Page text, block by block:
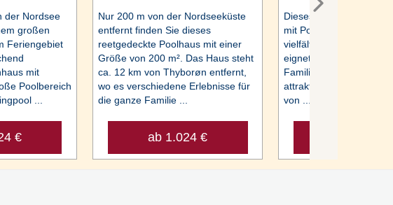
der Nordsee
großen
Feriengebiet
mit
Poolbereich
...
€
Nur 200 m von der Nordseeküste
entfernt finden Sie dieses
reetgedeckte Poolhaus mit einer
Größe von 200 m². Das Haus steht
ca. 12 km von Thyborøn entfernt,
wo es verschiedene Erlebnisse für
die ganze Familie ...
ab 1.024 €
Dieses Ferienhaus in
mit Pool, Whirlpool,
vielfältigen
eignet sich ideal für
Familien und befindet
attraktiven Gegend, nur
von ...